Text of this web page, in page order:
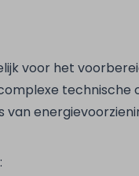
voor het
technische